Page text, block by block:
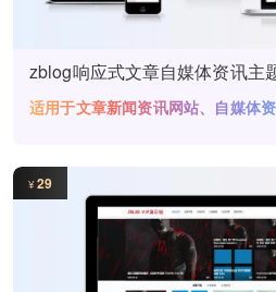
zblog响应式文章自媒体资讯主
适用于文章新闻资讯网站、自媒体
¥29